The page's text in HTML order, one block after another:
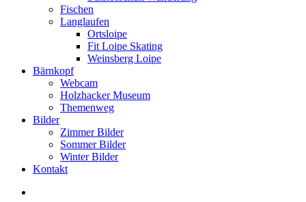
Fischen
Langlaufen
Ortsloipe
Fit Loipe Skating
Weinsberg Loipe
Bärnkopf
Webcam
Holzhacker Museum
Themenweg
Bilder
Zimmer Bilder
Sommer Bilder
Winter Bilder
Kontakt